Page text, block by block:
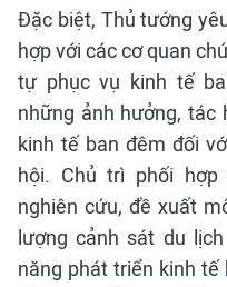
Đặc biệt, Thủ tướng
hợp với các cơ quan
tự phục vụ kinh tế
những ảnh hưởng, tác
kinh tế ban đêm đối
hội. Chủ trì phối
nghiên cứu, đề xuất
lượng cảnh sát du
năng phát triển kinh tế